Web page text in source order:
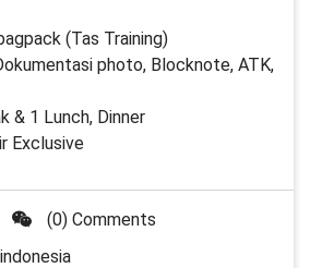
(Tas Training)
photo, Blocknote, ATK,
& 1 Lunch, Dinner
Exclusive
(0) Comments